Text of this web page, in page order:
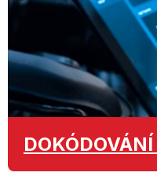
DOKÓDOVÁNÍ